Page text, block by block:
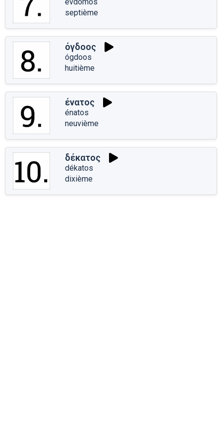
septième
όγδοος
ógdoos
huitième
ένατος
énatos
neuvième
δέκατος
dékatos
dixième